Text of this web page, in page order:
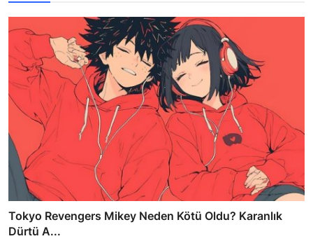
Tokyo Revengers Mikey Neden Kötü Oldu? Karanlık
Dürtü A...